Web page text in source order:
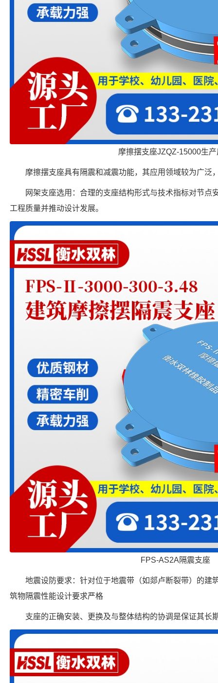
摩擦摆支座JZQZ-15000生
摩擦摆支座具有隔震和减震功能，其应用领域较为广泛
网架支座选用：合理的支座结构形式与技术指标对节点
工程质量并推动设计发展。
FPS-AS2A隔震支座
地震设防要求：针对位于地震带（如郯卢断裂带）的建
筑物隔震性能设计要求严格
支座的正确安装、更换及与整体结构的协调是保证其长